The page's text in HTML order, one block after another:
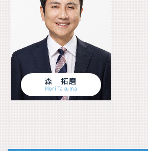
森 拓磨
Mori Takuma